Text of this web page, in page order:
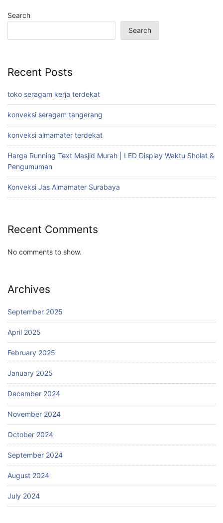
Search
Search
Recent Posts
toko seragam kerja terdekat
konveksi seragam tangerang
konveksi almamater terdekat
Harga Running Text Masjid Murah | LED Display Waktu Sholat &
Pengumuman
Konveksi Jas Almamater Surabaya
Recent Comments
No comments to show.
Archives
September 2025
April 2025
February 2025
January 2025
December 2024
November 2024
October 2024
September 2024
August 2024
July 2024